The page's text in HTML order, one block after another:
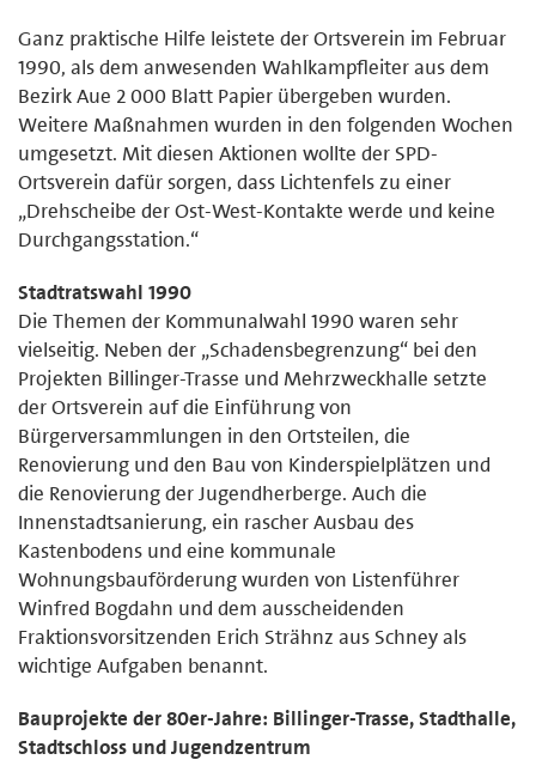
Ganz praktische Hilfe leistete der Ortsverein im Februar
1990, als dem anwesenden Wahlkampfleiter aus dem
Bezirk Aue 2 000 Blatt Papier übergeben wurden.
Weitere Maßnahmen wurden in den folgenden Wochen
umgesetzt. Mit diesen Aktionen wollte der SPD-
Ortsverein dafür sorgen, dass Lichtenfels zu einer
„Drehscheibe der Ost-West-Kontakte werde und keine
Durchgangsstation.“
Stadtratswahl 1990
Die Themen der Kommunalwahl 1990 waren sehr
vielseitig. Neben der „Schadensbegrenzung“ bei den
Projekten Billinger-Trasse und Mehrzweckhalle setzte
der Ortsverein auf die Einführung von
Bürgerversammlungen in den Ortsteilen, die
Renovierung und den Bau von Kinderspielplätzen und
die Renovierung der Jugendherberge. Auch die
Innenstadtsanierung, ein rascher Ausbau des
Kastenbodens und eine kommunale
Wohnungsbauförderung wurden von Listenführer
Winfred Bogdahn und dem ausscheidenden
Fraktionsvorsitzenden Erich Strähnz aus Schney als
wichtige Aufgaben benannt.
Bauprojekte der 80er-Jahre: Billinger-Trasse, Stadthalle,
Stadtschloss und Jugendzentrum